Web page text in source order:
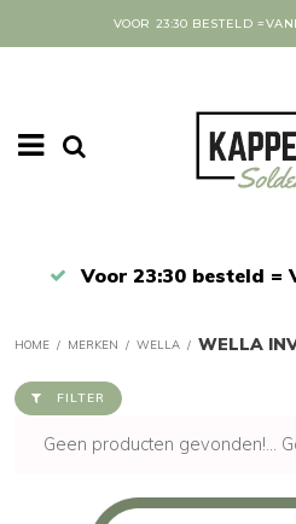
VOOR 23:30 BESTELD
Afrekenen in een
HOME / MERKEN / WELLA / WELLA
FILTER
Geen producten gevonden!...